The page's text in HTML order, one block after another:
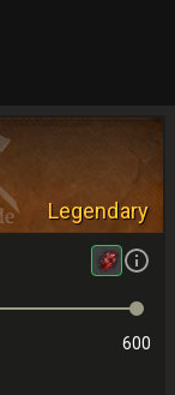
Legendary
600